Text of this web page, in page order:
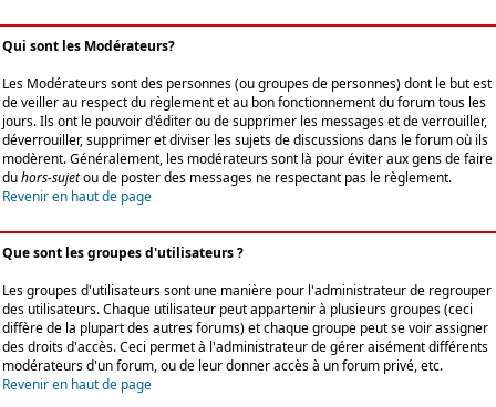
Qui sont les Modérateurs?
Les Modérateurs sont des personnes (ou groupes de personnes) dont le but est
de veiller au respect du règlement et au bon fonctionnement du forum tous les
jours. Ils ont le pouvoir d'éditer ou de supprimer les messages et de verrouiller,
déverrouiller, supprimer et diviser les sujets de discussions dans le forum où ils
modèrent. Généralement, les modérateurs sont là pour éviter aux gens de faire
duhors-sujetou de poster des messages ne respectant pas le règlement.
Revenir en haut de page
Que sont les groupes d'utilisateurs ?
Les groupes d'utilisateurs sont une manière pour l'administrateur de regrouper
des utilisateurs. Chaque utilisateur peut appartenir à plusieurs groupes (ceci
diffère de la plupart des autres forums) et chaque groupe peut se voir assigner
des droits d'accès. Ceci permet à l'administrateur de gérer aisément différents
modérateurs d'un forum, ou de leur donner accès à un forum privé, etc.
Revenir en haut de page